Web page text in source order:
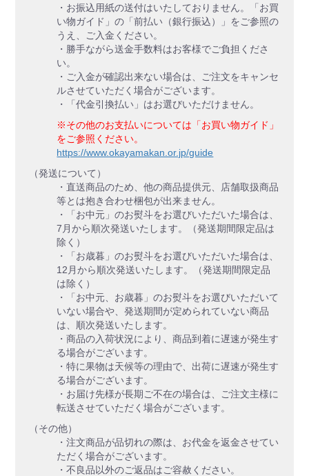
・お振込用紙の送付はいたしておりません。「お買
い物ガイド」の「前払い（銀行振込）」をご参照の
うえ、ご入金ください。
・勝手ながら送金手数料はお客様でご負担くださ
い。
・ご入金が確認出来ない場合は、ご注文をキャンセ
ルさせていただく場合がございます。
・「代金引換払い」はお選びいただけません。
※その他のお支払いについては「お買い物ガイド」
をご参照ください。
https://www.okayamakan.or.jp/guide
（発送について）
・直送商品のため、他の商品提供元、店舗取扱商品
等とは抱き合わせ梱包が出来ません。
・「お中元」のお熨斗をお選びいただいた場合は、
7月から順次発送いたします。（発送期間限定品は
除く）
・「お歳暮」のお熨斗をお選びいただいた場合は、
12月から順次発送いたします。（発送期間限定品
は除く）
・「お中元、お歳暮」のお熨斗をお選びいただいて
いない場合や、発送期間が定められていない商品
は、順次発送いたします。
・商品の入荷状況により、商品到着に遅速が発生す
る場合がございます。
・特に果物は天候等の理由で、出荷に遅速が発生す
る場合がございます。
・お届け先様が長期ご不在の場合は、ご注文主様に
転送させていただく場合がございます。
（その他）
・注文商品が品切れの際は、お代金を返金させてい
ただく場合がございます。
・不良品以外のご返品はご容赦ください。